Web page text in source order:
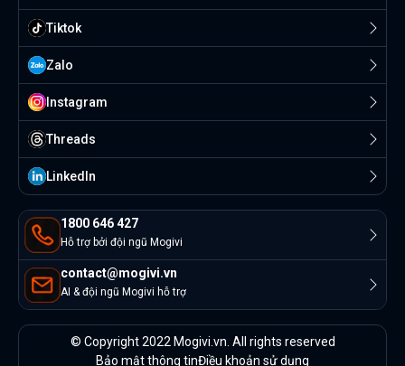
1800 646 427
Hỗ trợ bởi đội ngũ Mogivi
contact@mogivi.vn
AI & đội ngũ Mogivi hỗ trợ
Tiktok
Zalo
Instagram
Threads
Linkedln
© Copyright 2022 Mogivi.vn. All rights reserved
Bảo mật thông tinĐiều khoản sử dụng